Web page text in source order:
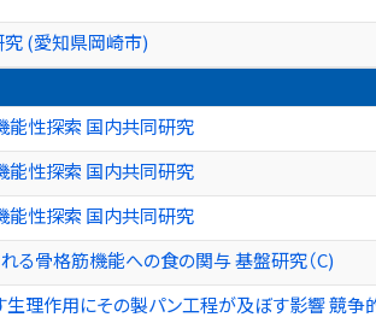
究 (愛知県岡崎市)
能性探索 国内共同研究
能性探索 国内共同研究
能性探索 国内共同研究
る骨格筋機能への食の関与 基盤研究（C)
理作用にその製パン工程が及ぼす影響 競争